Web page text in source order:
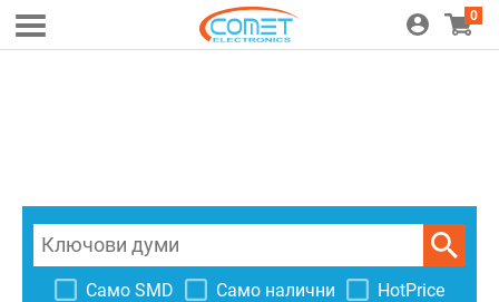
0
Само SMD Само налични HotPrice